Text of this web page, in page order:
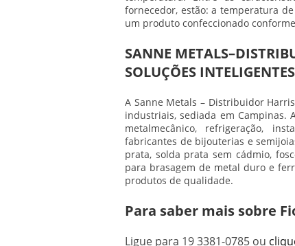
fornecedor, estão: a temperatura
um produto confeccionado
SANNE
SOLUÇÕES INTELIGENTES
A Sanne Metals – Distribuidor
industriais, sediada em
metalmecânico, refrigeração,
fabricantes de bijouterias e
prata, solda prata sem cádmio,
para brasagem de metal duro e
produtos de qualidade.
Para saber mais sobre
Ligue para 19 3381-0785 ou